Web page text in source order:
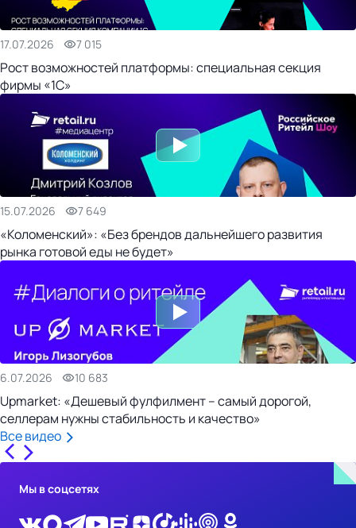
17.07.2026 7 015
Рост возможностей платформы: специальная секция
фирмы «1С»
15.07.2026 7 649
«Коломенский»: «Без брендов дальнейшего развития
рынка готовой еды не будет»
6.07.2026 10 683
Upmarket: «Дешевый фулфилмент – самый дорогой,
селлерам нужны стабильность и качество»
Все видео
Мы в соцсетях